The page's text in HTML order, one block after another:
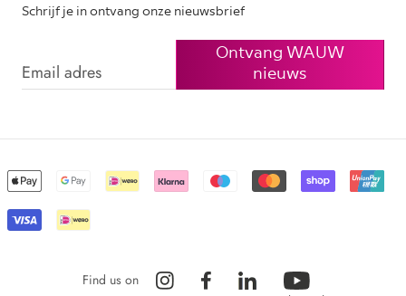
Schrijf je in ontvang onze nieuwsbrief
Ontvang WAUW
nieuws
Find us on